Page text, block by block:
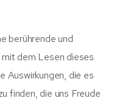
berührende und
mit dem Lesen dieses
Auswirkungen, die es
finden, die uns Freude